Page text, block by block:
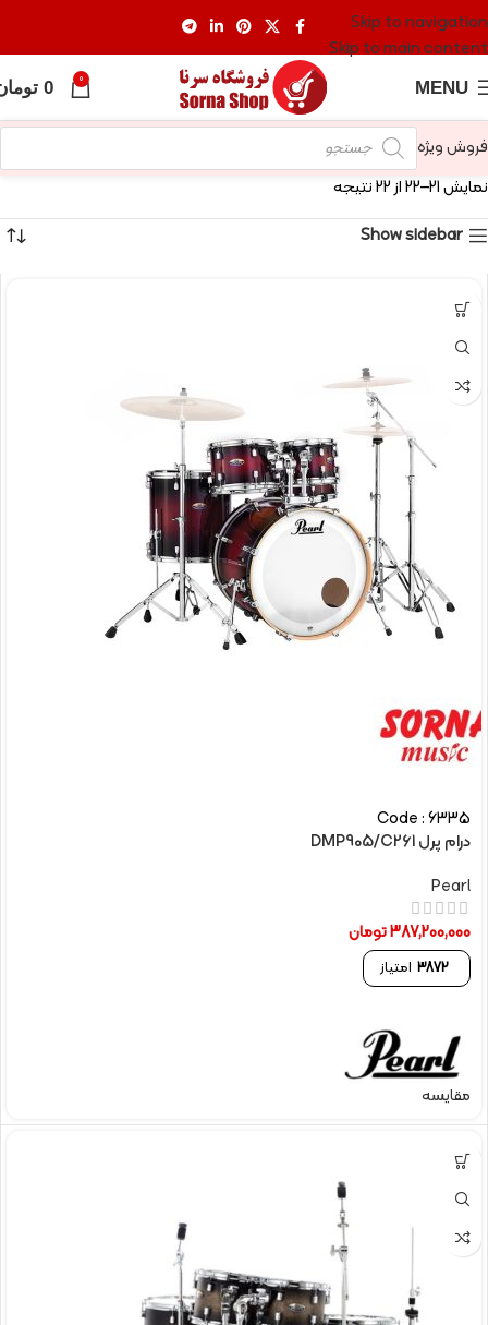
Skip to navigation
Skip to main content
MENU
0
0
فروش ویژه
نمایش 21–22 از 22 نتیجه
Show sidebar
Code : 6335
درام پرل DMP905/C261
Pearl
387,200,000تومان
3872 امتیاز
مقایسه